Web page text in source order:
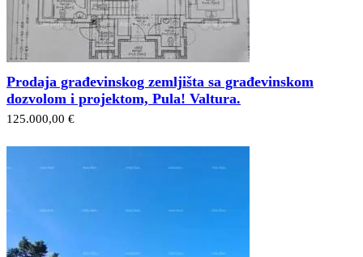
Prodaja građevinskog zemljišta sa građevinskom
dozvolom i projektom, Pula! Valtura.
125.000,00 €